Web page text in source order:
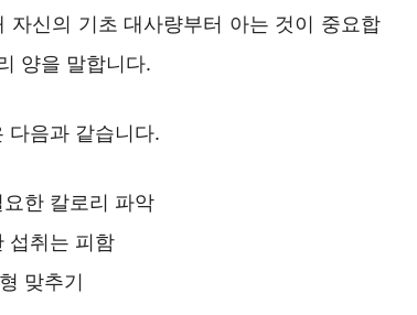
신의 기초 대사량부터 아는 것이 중요합
양을 말합니다.
다음과 같습니다.
한 칼로리 파악
섭취는 피함
맞추기